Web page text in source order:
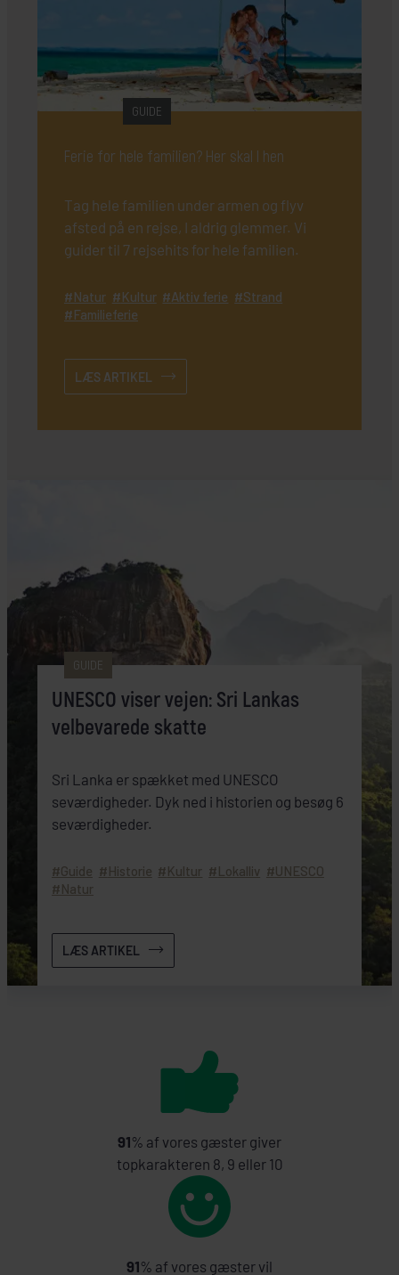
GUIDE
Ferie for hele familien? Her skal I hen
Tag hele familien under armen og flyv
afsted på en rejse, I aldrig glemmer. Vi
guider til 7 rejsehits for hele familien.
Natur Kultur Aktiv ferie
Strand
Familieferie
LÆS ARTIKEL
GUIDE
UNESCO viser vejen: Sri Lankas
velbevarede skatte
Sri Lanka er spækket med UNESCO
seværdigheder. Dyk ned i historien og besøg 6
seværdigheder.
Guide Historie Kultur Lokalliv
UNESCO
Natur
LÆS ARTIKEL
91% af vores gæster giver
topkarakteren 8, 9 eller 10
91% af vores gæster vil